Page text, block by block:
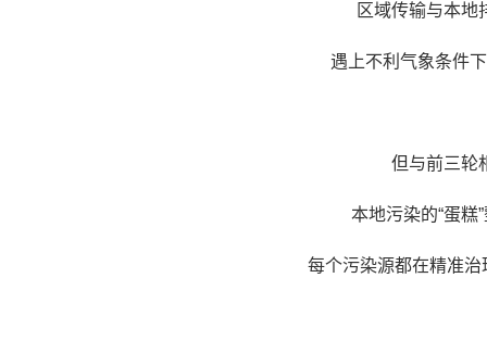
区域传输与本地
遇上不利气象条件
但与前三轮
本地污染的“蛋糕
每个污染源都在精准治